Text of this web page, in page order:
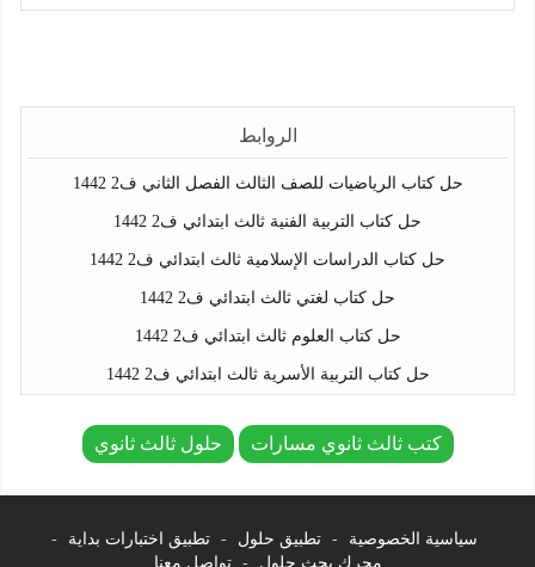
الروابط
حل كتاب الرياضيات للصف الثالث الفصل الثاني ف2 1442
حل كتاب التربية الفنية ثالث ابتدائي ف2 1442
حل كتاب الدراسات الإسلامية ثالث ابتدائي ف2 1442
حل كتاب لغتي ثالث ابتدائي ف2 1442
حل كتاب العلوم ثالث ابتدائي ف2 1442
حل كتاب التربية الأسرية ثالث ابتدائي ف2 1442
كتب ثالث ثانوي مسارات حلول ثالث ثانوي
سياسية الخصوصية - تطبيق حلول - تطبيق اختبارات بداية
-
محرك بحث حلول
- تواصل معنا